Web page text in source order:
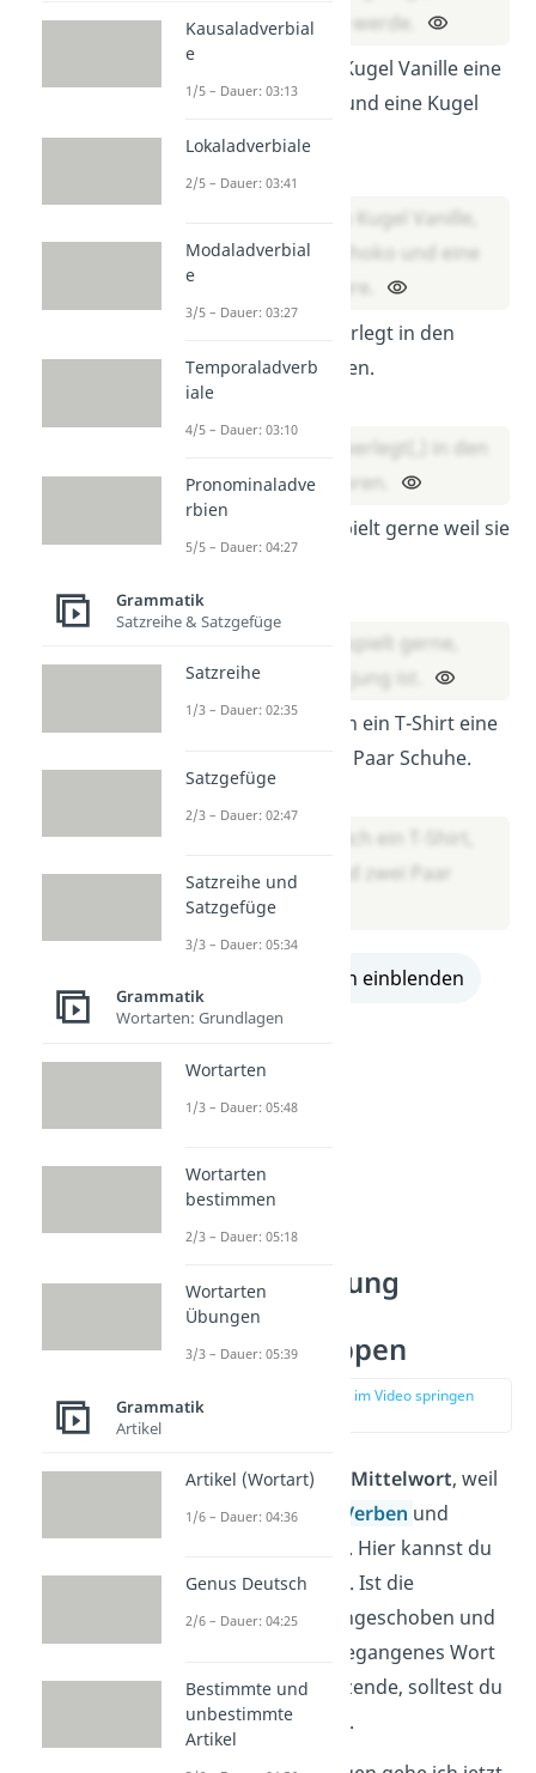
ich dir helfen werde.
Er wollte eine Kugel Vanille eine
Kugel Schoko und eine Kugel
Erdbeere.
Lösung:
Er wollte eine Kugel Vanille,
eine Kugel Schoko und eine
Kugel Erdbeere.
Frau Engel überlegt in den
Urlaub zu fahren.
Frau Engel überlegt(,) in den
Urlaub zu fahren.
Meine Katze spielt gerne weil sie
Meine Katze spielt gerne,
weil sie noch jung ist.
Jonas kauft sich ein T-Shirt eine
Hose und zwei Paar Schuhe.
Lösung:
Jonas kauft sich ein T-Shirt,
eine Hose und zwei Paar
Schuhe.
alle Lösungen einblenden
Kommasetzung
Übungen:
Partizipgruppen
zur Stelle im Video springen
EinPartizipist ein Mittelwort, weil
es Merkmale von
Verben und
besitzt. Hier kannst du
ein Komma setzen. Ist die
Partizipgruppe
eingeschoben und
erklärt ein vorangegangenes Wort
oder steht am Satzende, solltest du
ein Komma setzen.
Kausaladverbial
e
1/5 – Dauer: 03:13
Lokaladverbiale
2/5 – Dauer: 03:41
Modaladverbial
e
3/5 – Dauer: 03:27
Temporaladverb
iale
4/5 – Dauer: 03:10
Pronominaladve
rbien
5/5 – Dauer: 04:27
Grammatik
Satzreihe & Satzgefüge
Satzreihe
1/3 – Dauer: 02:35
Satzgefüge
2/3 – Dauer: 02:47
Satzreihe und
Satzgefüge
3/3 – Dauer: 05:34
Grammatik
Wortarten: Grundlagen
Wortarten
1/3 – Dauer: 05:48
Wortarten
bestimmen
2/3 – Dauer: 05:18
Wortarten
Übungen
3/3 – Dauer: 05:39
Grammatik
Artikel
Artikel (Wortart)
1/6 – Dauer: 04:36
Genus Deutsch
2/6 – Dauer: 04:25
Bestimmte und
unbestimmte
Artikel